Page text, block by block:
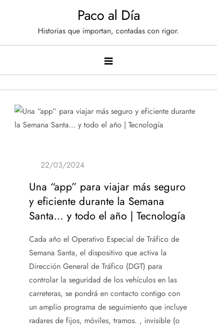
Paco al Día
Historias que importan, contadas con rigor.
Una “app” para viajar más seguro
y eficiente durante la Semana
Santa… y todo el año | Tecnología
Cada año el Operativo Especial de Tráfico de
Semana Santa, el dispositivo que activa la
Dirección General de Tráfico (DGT) para
controlar la seguridad de los vehículos en las
carreteras, se pondrá en contacto contigo con
un amplio programa de seguimiento que incluye
radares de fijos, móviles, tramos. , invisible (o